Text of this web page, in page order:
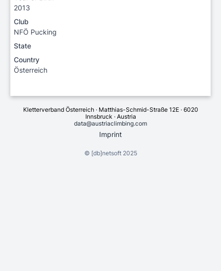
2013
Club
NFÖ Pucking
State
Country
Österreich
Kletterverband Österreich · Matthias-Schmid-Straße 12E · 6020
Innsbruck · Austria
data@austriaclimbing.com
Imprint
© [db]netsoft2025